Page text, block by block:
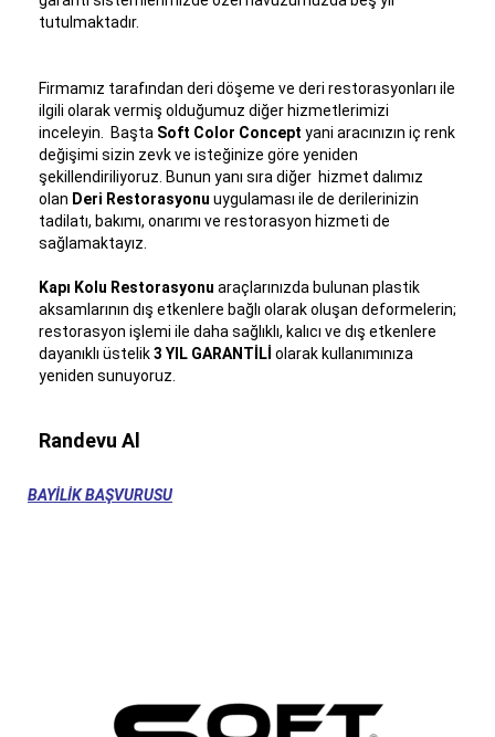
tutulmaktadır.
Firmamız tarafından deri döşeme ve deri restorasyonları ile
ilgili olarak vermiş olduğumuz diğer hizmetlerimizi
inceleyin. Başta Soft Color Concept yani aracınızın iç renk
değişimi sizin zevk ve isteğinize göre yeniden
şekillendiriliyoruz. Bunun yanı sıra diğer hizmet dalımız
olan Deri Restorasyonu uygulaması ile de derilerinizin
tadilatı, bakımı, onarımı ve restorasyon hizmeti de
sağlamaktayız.
Kapı Kolu Restorasyonu araçlarınızda bulunan plastik
aksamlarının dış etkenlere bağlı olarak oluşan deformelerin;
restorasyon işlemi ile daha sağlıklı, kalıcı ve dış etkenlere
dayanıklı üstelik3 YIL GARANTİLİ olarak kullanımınıza
yeniden sunuyoruz.
Randevu Al
BAYİLİK BAŞVURUSU